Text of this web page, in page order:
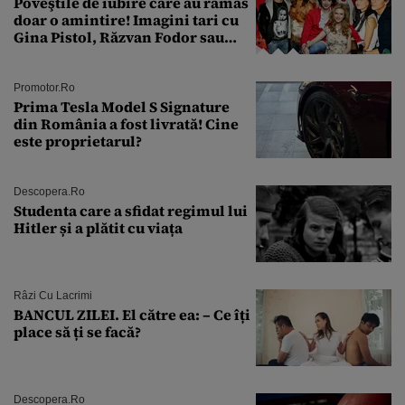
doar o amintire! Imagini tari cu
Gina Pistol, Răzvan Fodor sau
Promotor.ro
Prima Tesla Model S Signature
din România a fost livrată! Cine
este proprietarul?
Descopera.ro
Studenta care a sfidat regimul lui
Hitler și a plătit cu viața
Râzi Cu Lacrimi
BANCUL ZILEI. El către ea: – Ce îți
place să ți se facă?
Descopera.ro